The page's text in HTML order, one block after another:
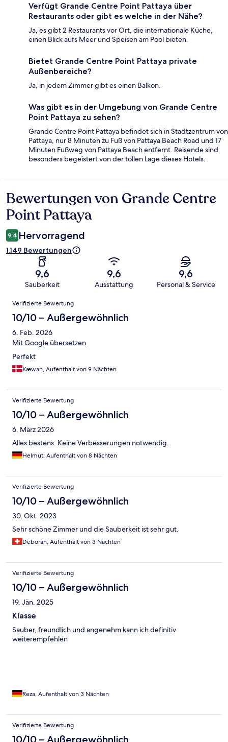
Verfügt Grande Centre Point Pattaya über
Restaurants oder gibt es welche in der Nähe?
Ja, es gibt 2 Restaurants vor Ort, die internationale Küche,
einen Blick aufs Meer und Speisen am Pool bieten.
Bietet Grande Centre Point Pattaya private
Außenbereiche?
Ja, in jedem Zimmer gibt es einen Balkon.
Was gibt es in der Umgebung von Grande Centre
Point Pattaya zu sehen?
Grande Centre Point Pattaya befindet sich in Stadtzentrum von
Pattaya, nur 8 Minuten zu Fuß von Pattaya Beach Road und 17
Minuten Fußweg von Pattaya Beach entfernt. Reisende sind
besonders begeistert von der tollen Lage dieses Hotels.
Bewertungen
Bewertungen von Grande Centre
Point Pattaya
9,4 Hervorragend
1.149 Bewertungen
9,6
Sauberkeit
9,6
Ausstattung
9,6
Personal & Service
Bewertungen
Verifizierte Bewertung
10/10 – Außergewöhnlich
6. Feb. 2026
Mit Google übersetzen
Perfekt
Kæwan, Aufenthalt von 9 Nächten
Verifizierte Bewertung
10/10 – Außergewöhnlich
6. März 2026
Alles bestens. Keine Verbesserungen notwendig.
Helmut, Aufenthalt von 8 Nächten
Verifizierte Bewertung
10/10 – Außergewöhnlich
30. Okt. 2023
Sehr schöne Zimmer und die Sauberkeit ist sehr gut.
Deborah, Aufenthalt von 3 Nächten
Verifizierte Bewertung
10/10 – Außergewöhnlich
19. Jän. 2025
Klasse
Sauber, freundlich und angenehm kann ich definitiv
weiterempfehlen
Reza, Aufenthalt von 3 Nächten
Verifizierte Bewertung
10/10 – Außergewöhnlich